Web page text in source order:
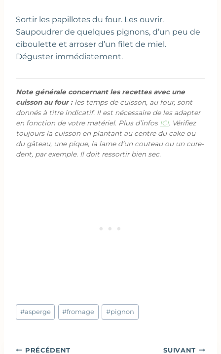
Sortir les papillotes du four. Les ouvrir.
Saupoudrer de quelques pignons, d’un peu de
ciboulette et arroser d’un filet de miel.
Déguster immédiatement.
Note générale concernant les recettes avec une
cuisson au four :les temps de cuisson, au four, sont
donnés à titre indicatif. Il est nécessaire de les adapter
en fonction de votre matériel. Plus d’infos ICI. Vérifiez
toujours la cuisson en plantant au centre du cake ou
du gâteau, une pique, la lame d’un couteau ou un cure-
dent, par exemple. Il doit ressortir bien sec.
Étiquettes
de
#asperge #fromage #pignon
Navigation
PRÉCÉDENT SUIVANT